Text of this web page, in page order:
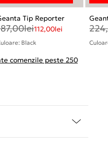
Tip Reporter
lei112,00lei
Black
comenzile peste 250